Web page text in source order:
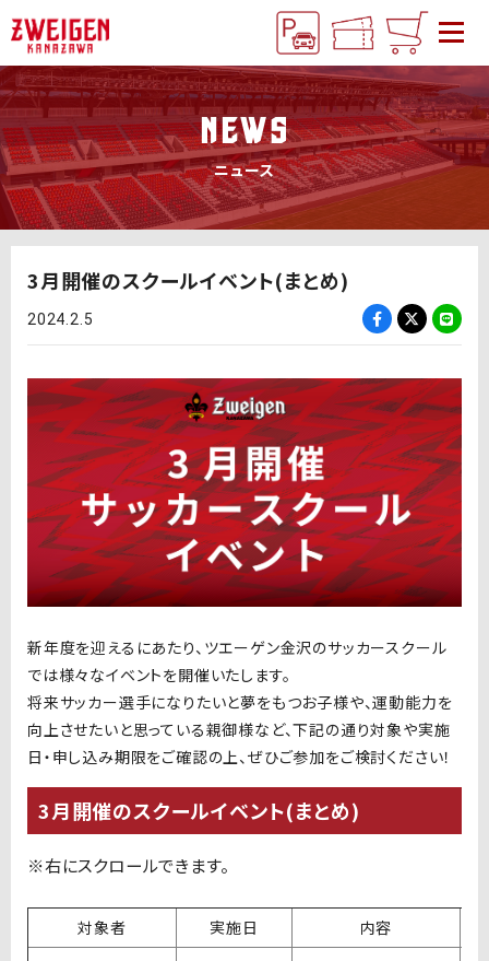
NEWS
ニュース
3月開催のスクールイベント(まとめ)
2024.2.5
新年度を迎えるにあたり、ツエーゲン金沢のサッカースクール
では様々なイベントを開催いたします。
将来サッカー選手になりたいと夢をもつお子様や、運動能力を
向上させたいと思っている親御様など、下記の通り対象や実施
日・申し込み期限をご確認の上、ぜひご参加をご検討ください！
3月開催のスクールイベント(まとめ)
対象者 実施日 内容